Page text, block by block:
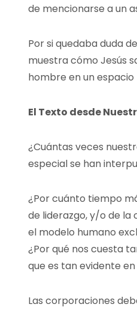
de mencionarse a un
Por si quedaba duda
muestra cómo Jesús
hombre en un
El Texto desde
¿Cuántas veces
especial se han
¿Por cuánto tiempo
de liderazgo, y/o de la
el modelo humano
¿Por qué nos cuesta
que es tan evidente
Las corporaciones